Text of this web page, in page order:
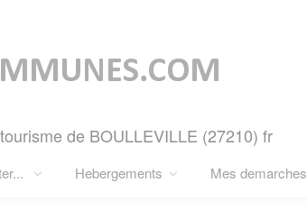
de BOULLEVILLE (27210) fr
Hebergements Mes demarches